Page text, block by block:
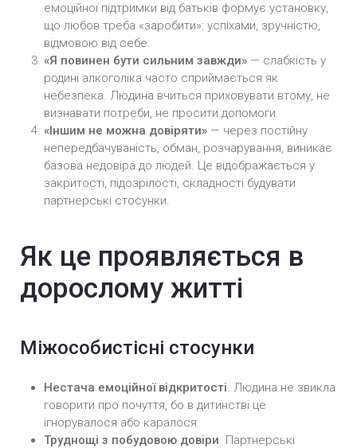
емоційної підтримки від батьків формує установку,
що любов треба «заробити»: успіхами, зручністю,
відмовою від себе.
«Я повинен бути сильним завжди» — слабкість у
родині алкоголіка часто сприймається як
небезпека. Людина вчиться приховувати втому, не
визнавати потреби, не просити допомоги.
«Іншим не можна довіряти» — через постійну
непередбачуваність, обман, розчарування, виникає
базова недовіра до людей. Це відображається у
закритості, підозрілості, складності будувати
партнерські стосунки.
Як це проявляється в
дорослому житті
Міжособистісні стосунки
Нестача емоційної відкритості. Людина не звикла
говорити про почуття, бо в дитинстві це
ігнорувалося або каралося.
Труднощі з побудовою довіри. Партнерські